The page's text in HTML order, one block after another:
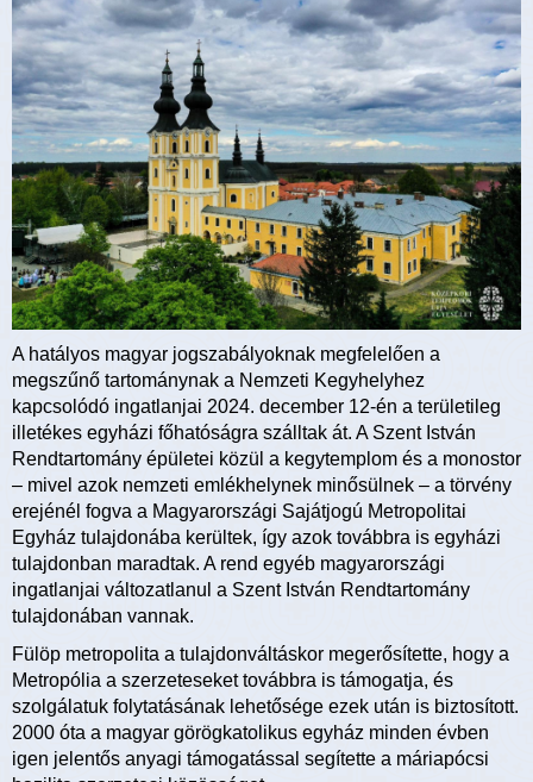
A hatályos magyar jogszabályoknak megfelelően a
megszűnő tartománynak a Nemzeti Kegyhelyhez
kapcsolódó ingatlanjai 2024. december 12-én a területileg
illetékes egyházi főhatóságra szálltak át. A Szent István
Rendtartomány épületei közül a kegytemplom és a monostor
– mivel azok nemzeti emlékhelynek minősülnek – a törvény
erejénél fogva a Magyarországi Sajátjogú Metropolitai
Egyház tulajdonába kerültek, így azok továbbra is egyházi
tulajdonban maradtak. A rend egyéb magyarországi
ingatlanjai változatlanul a Szent István Rendtartomány
tulajdonában vannak.
Fülöp metropolita a tulajdonváltáskor megerősítette, hogy a
Metropólia a szerzeteseket továbbra is támogatja, és
szolgálatuk folytatásának lehetősége ezek után is biztosított.
2000 óta a magyar görögkatolikus egyház minden évben
igen jelentős anyagi támogatással segítette a máriapócsi